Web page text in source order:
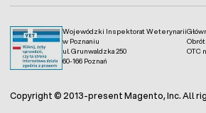
Wojewódzki Inspektorat Weterynarii
w Poznaniu
ul. Grunwaldzka 250
60-166 Poznań
OTC
Copyright © 2013-present Magento, Inc. All